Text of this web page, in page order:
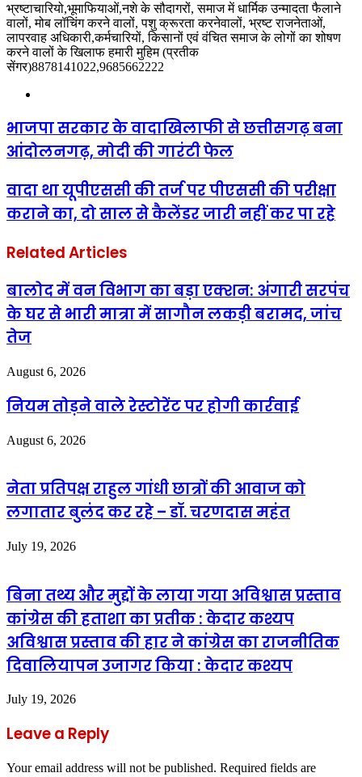
भ्रष्टाचारियो,भूमाफियाओं,नशे के सौदागरों, समाज में धार्मिक उन्मादता फैलाने
वालों, मोब लॉचिंग करने वालों, पशु क्रूरता करनेवालों, भ्रष्ट राजनेताओं,
लापरवाह अधिकारी,कर्मचारियों, किसानों एवं वंचित समाज के लोगों का शोषण
करने वालों के खिलाफ हमारी मुहिम (प्रतीक
सेंगर)8878141022,9685662222
भाजपा सरकार के वादाखिलाफी से छत्तीसगढ़ बना
आंदोलनगढ़, मोदी की गारंटी फेल
वादा था यूपीएससी की तर्ज पर पीएससी की परीक्षा
कराने का, दो साल से कैलेंडर जारी नहीं कर पा रहे
Related Articles
बालोद में वन विभाग का बड़ा एक्शन: अंगारी सरपंच
के घर से भारी मात्रा में सागौन लकड़ी बरामद, जांच
तेज
August 6, 2026
नियम तोड़ने वाले रेस्टोरेंट पर होगी कार्रवाई
August 6, 2026
नेता प्रतिपक्ष राहुल गांधी छात्रों की आवाज को
लगातार बुलंद कर रहे – डॉ. चरणदास महंत
July 19, 2026
बिना तथ्य और मुद्दों के लाया गया अविश्वास प्रस्ताव
कांग्रेस की हताशा का प्रतीक : केदार कश्यप
अविश्वास प्रस्ताव की हार ने कांग्रेस का राजनीतिक
दिवालियापन उजागर किया : केदार कश्यप
July 19, 2026
Leave a Reply
Your email address will not be published. Required fields are